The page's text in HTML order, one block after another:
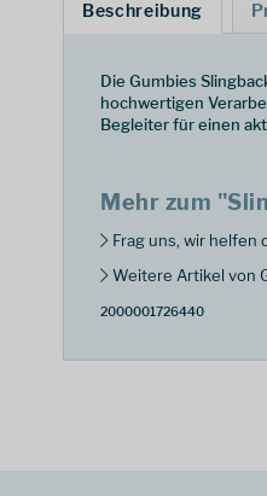
Beschreibung
Die Gumbies
hochwertigen
Begleiter für einen
Mehr zum
Frag uns, wir helfen
Weitere Artikel von
2000001726440